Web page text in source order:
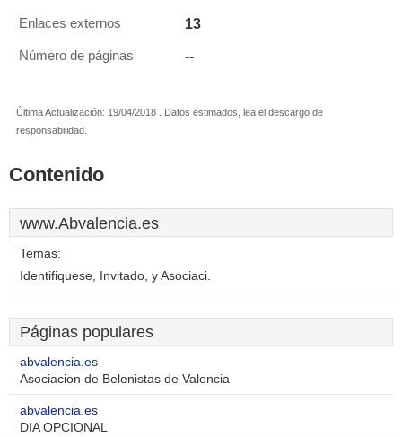
Enlaces externos 13
Número de páginas --
Última Actualización: 19/04/2018 . Datos estimados, lea el descargo de
responsabilidad.
Contenido
www.Abvalencia.es
Temas:
Identifiquese, Invitado, y Asociaci.
Páginas populares
abvalencia.es
Asociacion de Belenistas de Valencia
abvalencia.es
DIA OPCIONAL